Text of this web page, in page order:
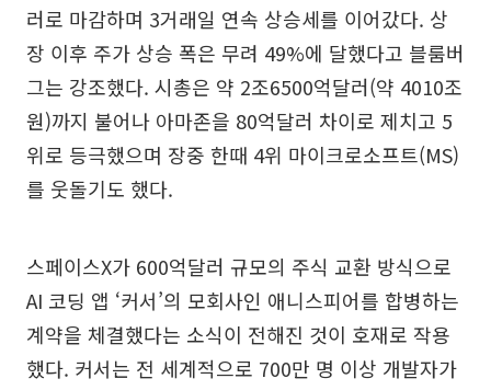
러로 마감하며 3거래일 연속 상승세를 이어갔다. 상
장 이후 주가 상승 폭은 무려 49%에 달했다고 블룸버
그는 강조했다. 시총은 약 2조6500억달러(약 4010조
원)까지 불어나 아마존을 80억달러 차이로 제치고 5
위로 등극했으며 장중 한때 4위 마이크로소프트(MS)
를 웃돌기도 했다.
스페이스X가 600억달러 규모의 주식 교환 방식으로
AI 코딩 앱 ‘커서’의 모회사인 애니스피어를 합병하는
계약을 체결했다는 소식이 전해진 것이 호재로 작용
했다. 커서는 전 세계적으로 700만 명 이상 개발자가